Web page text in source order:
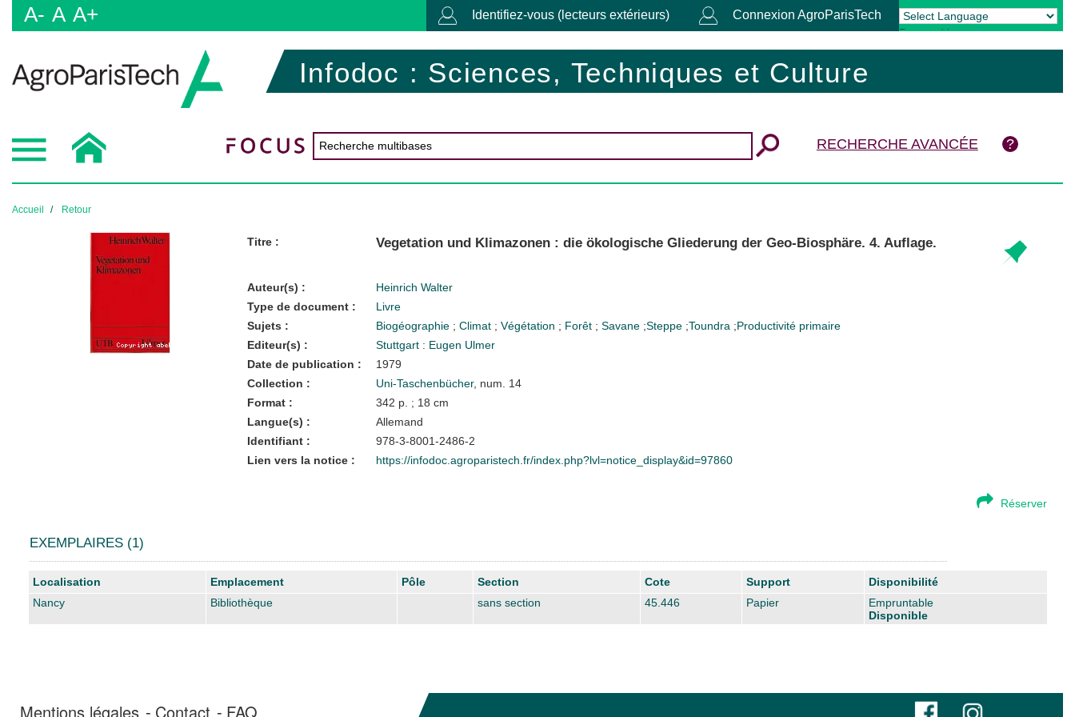
A- A A+ Identifiez-vous (lecteurs extérieurs) Connexion AgroParisTech
Powered by Translate
Infodoc : Sciences, Techniques et Culture
RECHERCHE AVANCÉE
Accueil Retour
Titre : Vegetation und Klimazonen : die ökologische Gliederung der Geo-Biosphäre. 4. Auflage.
Auteur(s) :
Heinrich Walter
Type de document :
Livre
Sujets :
Biogéographie ; Climat ; Végétation ; Forêt ; Savane ;Steppe ;Toundra ;Productivité primaire
Editeur(s) :
Stuttgart : Eugen Ulmer
Date de publication :
1979
Collection :
Uni-Taschenbücher, num. 14
Format :
342 p. ; 18 cm
Langue(s) :
Allemand
Identifiant :
978-3-8001-2486-2
Lien vers la notice :
https://infodoc.agroparistech.fr/index.php?lvl=notice_display&id=97860
Réserver
EXEMPLAIRES (1)
Liste des exemplaires
Localisation Emplacement Pôle Section Cote Support
Disponibilité
Nancy
Bibliothèque sans section 45.446 Papier
Empruntable
Disponible
Mentions légales Contact FAQ